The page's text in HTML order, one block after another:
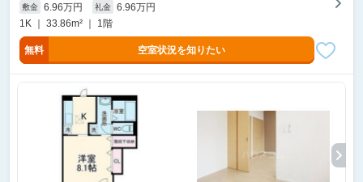
敷金 6.96万円 礼金
6.96万円
1K ｜ 33.86m² ｜ 1階
無料 空室状況を知りたい